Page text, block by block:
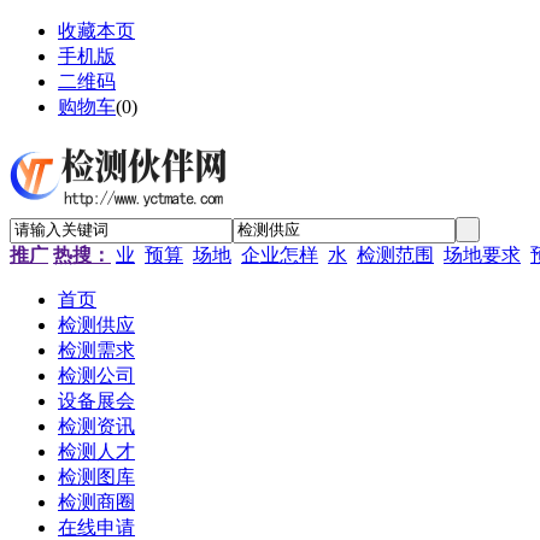
收藏本页
手机版
二维码
购物车(0)
推广 热搜： 业 预算 场地 企业怎样 水 检测范围 场地要求
首页
检测供应
检测需求
检测公司
设备展会
检测资讯
检测人才
检测图库
检测商圈
在线申请